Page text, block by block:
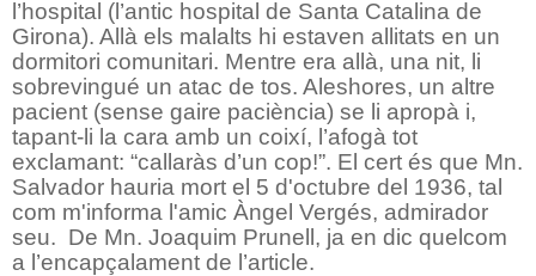
l’hospital (l’antic hospital de Santa Catalina de
Girona). Allà els malalts hi estaven allitats en un
dormitori comunitari. Mentre era allà, una nit, li
sobrevingué un atac de tos. Aleshores, un altre
pacient (sense gaire paciència) se li apropà i,
tapant-li la cara amb un coixí, l’afogà tot
exclamant: “callaràs d’un cop!”. El cert és que Mn.
Salvador hauria mort el 5 d'octubre del 1936, tal
com m'informa l'amic Àngel Vergés, admirador
seu. De Mn. Joaquim Prunell, ja en dic quelcom
a l’encapçalament de l’article.